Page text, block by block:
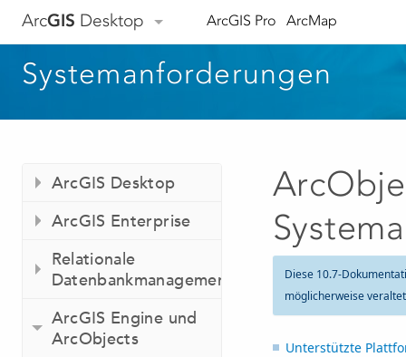
ArcGIS Desktop ArcGIS Pro ArcMap
Systemanforderungen
ArcGIS Desktop
ArcGIS Enterprise
Relationale
Datenbankmanagementsysteme
ArcGIS Engine und
ArcObjects
Diese 10.7-
möglicherweise
Unterstützte